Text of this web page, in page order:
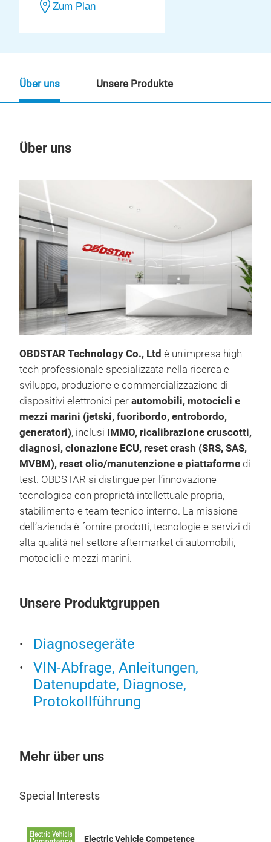
Zum Plan
Über uns
OBDSTAR Technology Co., Ltd è un'impresa high-
tech professionale specializzata nella ricerca e
sviluppo, produzione e commercializzazione di
dispositivi elettronici per automobili, motocicli e
mezzi marini (jetski, fuoribordo, entrobordo,
generatori), inclusi IMMO, ricalibrazione cruscotti,
diagnosi, clonazione ECU, reset crash (SRS, SAS,
MVBM), reset olio/manutenzione e piattaforme di
test. OBDSTAR si distingue per l’innovazione
tecnologica con proprietà intellettuale propria,
stabilimento e team tecnico interno. La missione
dell’azienda è fornire prodotti, tecnologie e servizi di
alta qualità nel settore aftermarket di automobili,
motocicli e mezzi marini.
Unsere Produktgruppen
Diagnosegeräte
VIN-Abfrage, Anleitungen,
Datenupdate, Diagnose,
Protokollführung
Mehr über uns
Special Interests
Electric Vehicle Competence
Über uns Unsere Produkte